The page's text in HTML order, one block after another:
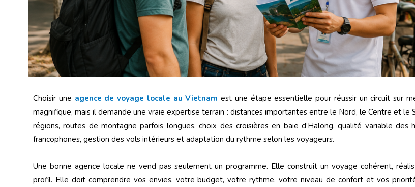
Choisir une agence de voyage locale au Vietnam est une étape essentielle pour réussir un circuit sur
magnifique, mais il demande une vraie expertise terrain : distances importantes entre le Nord, le Centre et
régions, routes de montagne parfois longues, choix des croisières en baie d’Halong, qualité variable des
francophones, gestion des vols intérieurs et adaptation du rythme selon les voyageurs.
Une bonne agence locale ne vend pas seulement un programme. Elle construit un voyage cohérent,
profil. Elle doit comprendre vos envies, votre budget, votre rythme, votre niveau de confort et vos